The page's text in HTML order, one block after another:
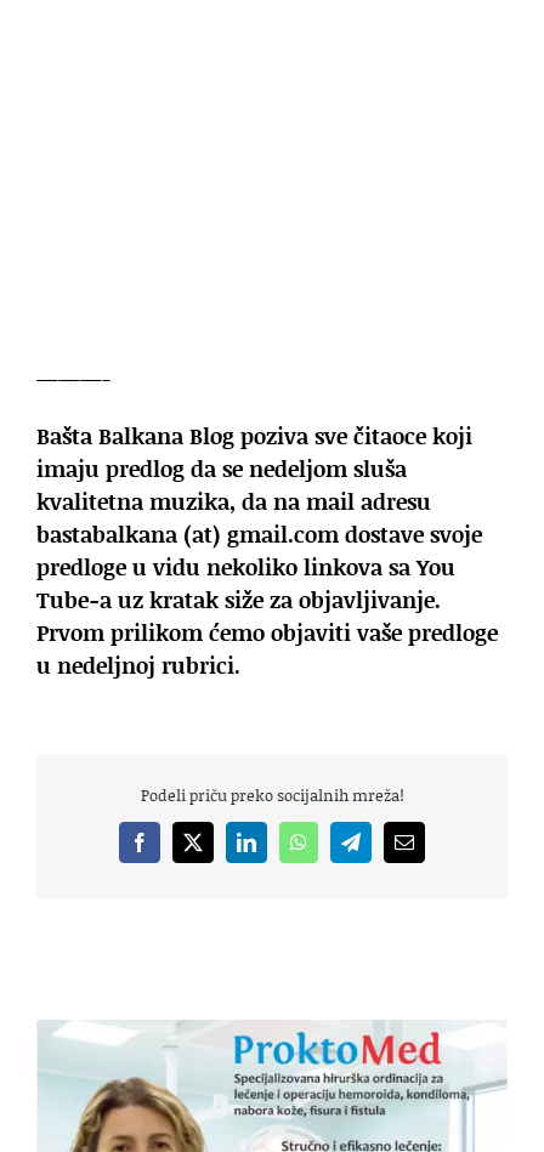
———-
Bašta Balkana Blog poziva sve čitaoce koji
imaju predlog da se nedeljom sluša
kvalitetna muzika, da na mail adresu
bastabalkana (at) gmail.com dostave svoje
predloge u vidu nekoliko linkova sa You
Tube-a uz kratak siže za objavljivanje.
Prvom prilikom ćemo objaviti vaše predloge
u nedeljnoj rubrici.
Podeli priču preko socijalnih mreža!
Facebook
X LinkedInWhatsAppTelegramEmail